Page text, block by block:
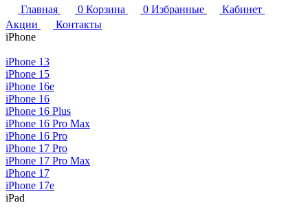
Главная
0 Корзина 0 Избранные
Кабинет
Акции
Контакты
iPhone
iPhone 13
iPhone 15
iPhone 16e
iPhone 16
iPhone 16 Plus
iPhone 16 Pro Max
iPhone 16 Pro
iPhone 17 Pro
iPhone 17 Pro Max
iPhone 17
iPhone 17e
iPad